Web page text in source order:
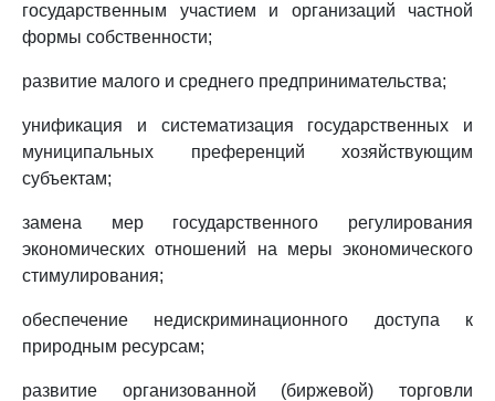
государственным участием и организаций частной
формы собственности;
развитие малого и среднего предпринимательства;
унификация и систематизация государственных и
муниципальных преференций хозяйствующим
субъектам;
замена мер государственного регулирования
экономических отношений на меры экономического
стимулирования;
обеспечение недискриминационного доступа к
природным ресурсам;
развитие организованной (биржевой) торговли